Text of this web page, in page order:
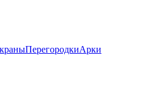
ПерегородкиАрки